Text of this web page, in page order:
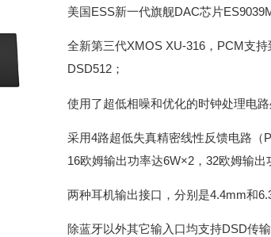
美国ESS新一代旗舰DAC芯片
全新第三代XMOS XU-316，PCM支持
DSD512；
使用了超低相噪和优化的时钟处理电
采用4路超低失真精密线性反馈电路（
16欧姆输出功率达6W×2，32欧姆输出
两种耳机输出接口，分别是4.4mm和
除蓝牙以外其它输入口均支持DSD传